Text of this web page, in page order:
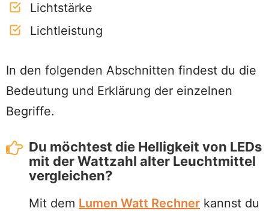
Lichtstärke
Lichtleistung
In den folgenden Abschnitten findest du die
Bedeutung und Erklärung der einzelnen
Begriffe.
Du möchtest die Helligkeit von LEDs
mit der Wattzahl alter Leuchtmittel
vergleichen?
Mit dem Lumen Watt Rechner kannst du